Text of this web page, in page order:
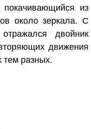
из
около зеркала. С
двойник
движения
тем разных.